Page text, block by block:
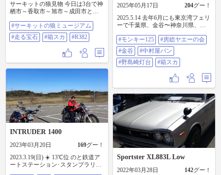
サーキットの狼見物 今日は3台で神
栖市～香取市～旭市～成田市と北
メッシュは大失敗 サーキットの狼
に何故か走る宝石💎が😅 箱スカR
のボンネット開けて貰いエンジン
をしばし鑑賞👍️ 奥にはR382😝 エ
ンジン単体も飾ってあった。 納車
されて初の長距離 約400キロ走り
ました。 冬物の👖だったのでおケ
狼ミュージアム #走る宝石 #箱スカ
#R382
#サーキットの狼ミュージアム
#走る宝石
#箱スカ #R382
2025年05月17日 204グー！
2025.5.14 去年6月にも東京湾フェリ
ーで千葉県、金谷〜神奈川県、久
きましたが今年も行こうと金谷フ
ェリー乗り場へ行って気分を高め
てきましたw その後、内房総を南
下して館山市の中村屋でパンを購
と並走〜 デュアルマフラーと吸い
込みの良い音してた😊👍 白浜の野
た特製つぶあんパンを食べて一休
み 🐒モンキー125も今月で６年にな
りました✨24856km走って、まだま
だ元気です👍 #モンキー125 #房総
ヤエーの会 #金谷 #中村屋パン #野
島崎灯台 #箱スカ
#モンキー125
#房総ヤエーの会
#金谷
#中村屋パン
#野島崎灯台
#箱スカ
INTRUDER 1400
2023年03月20日 169グー！
2023.3.19(日) ☀️ 13℃位 のと鉄道ア
ートステーション･スタンプラリー
Sportster XL883L Low
2022年03月28日 142グー！